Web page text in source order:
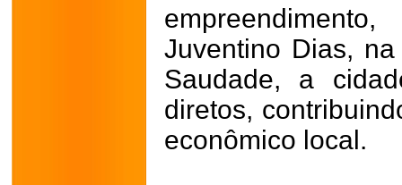
Juventino Dias,
Saudade, a
diretos,
econômico local.